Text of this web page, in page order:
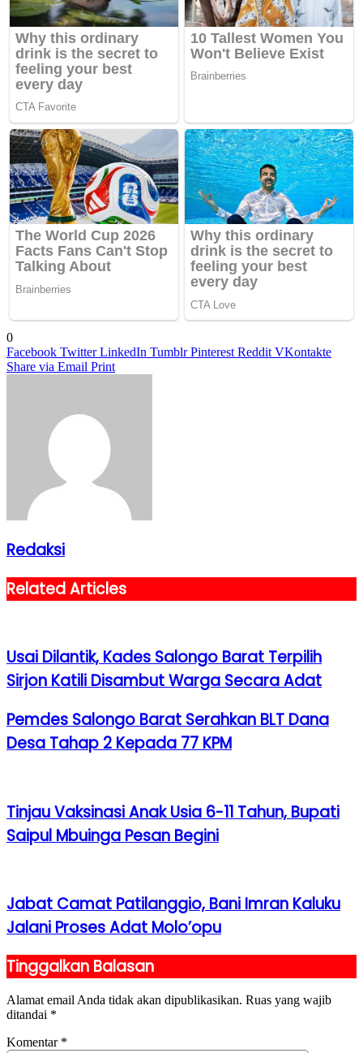
0
Facebook Twitter LinkedIn Tumblr Pinterest Reddit VKontakte
Share via Email Print
Redaksi
Related Articles
Usai Dilantik, Kades Salongo Barat Terpilih
Sirjon Katili Disambut Warga Secara Adat
Pemdes Salongo Barat Serahkan BLT Dana
Desa Tahap 2 Kepada 77 KPM
Tinjau Vaksinasi Anak Usia 6-11 Tahun, Bupati
Saipul Mbuinga Pesan Begini
Jabat Camat Patilanggio, Bani Imran Kaluku
Jalani Proses Adat Molo’opu
Tinggalkan Balasan
Alamat email Anda tidak akan dipublikasikan. Ruas yang wajib
ditandai *
Komentar *